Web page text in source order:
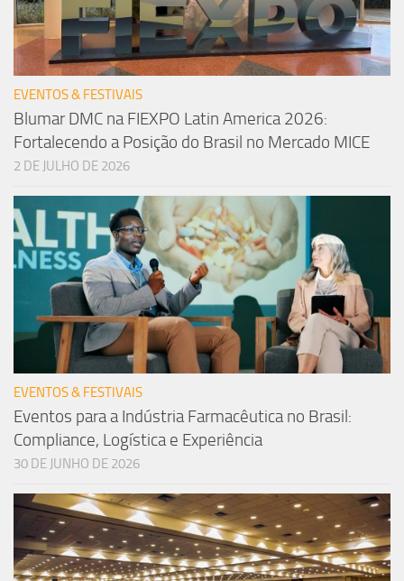
EVENTOS & FESTIVAIS
Blumar DMC na FIEXPO Latin America 2026:
Fortalecendo a Posição do Brasil no Mercado MICE
2 DE JULHO DE 2026
EVENTOS & FESTIVAIS
Eventos para a Indústria Farmacêutica no Brasil:
Compliance, Logística e Experiência
30 DE JUNHO DE 2026